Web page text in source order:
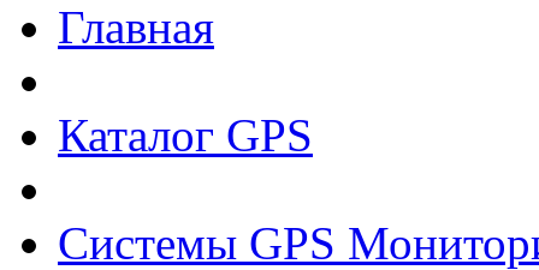
Главная
Каталог GPS
Системы GPS